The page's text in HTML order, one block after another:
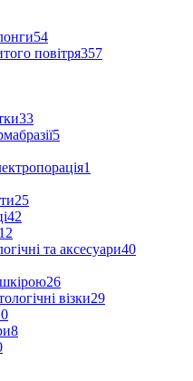
54
повітря357
33
5
1
25
42
12
та аксесуари40
26
візки29
8